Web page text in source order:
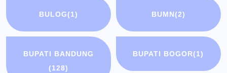
BULOG(1) BUMN(2)
BUPATI BANDUNG
(128)
BUPATI BOGOR(1)